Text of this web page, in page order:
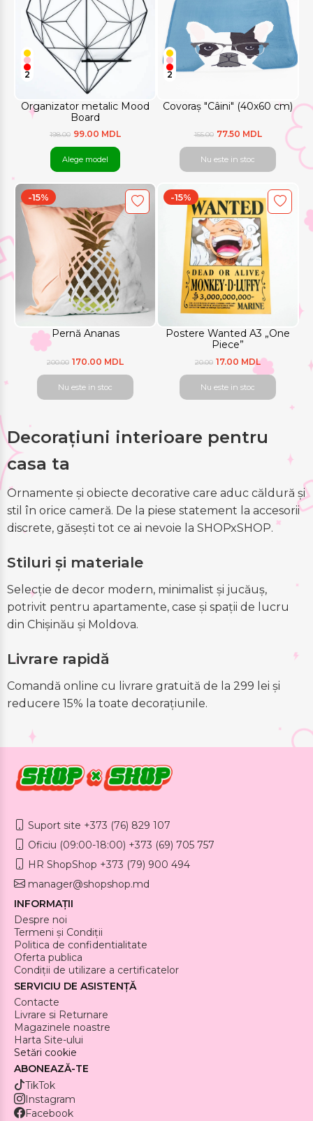
Organizator metalic Mood
Board
2
198.00 99.00 MDL
Alege model
Covoraș "Câini" (40x60 cm)
2
155.00 77.50 MDL
Nu este in stoc
Pernă Ananas
-15%
200.00 170.00 MDL
Nu este in stoc
Postere Wanted A3 „One
Piece”
-15%
20.00 17.00 MDL
Nu este in stoc
Decorațiuni interioare pentru
casa ta
Ornamente și obiecte decorative care aduc căldură și
stil în orice cameră. De la piese statement la accesorii
discrete, găsești tot ce ai nevoie la SHOPxSHOP.
Stiluri și materiale
Selecție de decor modern, minimalist și jucăuș,
potrivit pentru apartamente, case și spații de lucru
din Chișinău și Moldova.
Livrare rapidă
Comandă online cu livrare gratuită de la 299 lei și
reducere 15% la toate decorațiunile.
Suport site +373 (76) 829 107
Oficiu (09:00-18:00) +373 (69) 705 757
HR ShopShop +373 (79) 900 494
manager@shopshop.md
INFORMAȚII
Despre noi
Termeni și Condiții
Politica de confidentialitate
Oferta publica
Condiții de utilizare a certificatelor
SERVICIU DE ASISTENȚĂ
Contacte
Livrare si Returnare
Magazinele noastre
Harta Site-ului
Setări cookie
ABONEAZĂ-TE
TikTok
Instagram
Facebook